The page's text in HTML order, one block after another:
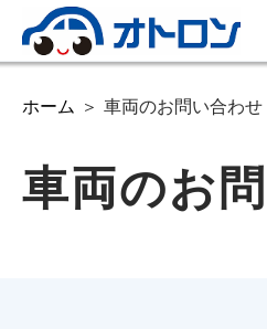
ホーム 車両のお問い合わせ
車両のお